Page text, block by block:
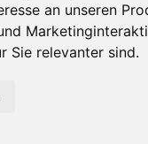
an unseren
Sie relevanter sind.